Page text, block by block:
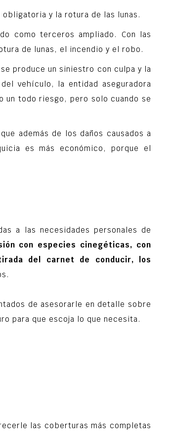
y la rotura de las lunas.
como terceros ampliado. Con las
de lunas, el incendio y el robo.
produce un siniestro con culpa y la
vehículo, la entidad aseguradora
un todo riesgo, pero solo cuando se
además de los daños causados a
es más económico, porque el
a las necesidades personales de
con especies cinegéticas, con
del carnet de conducir, los
de asesorarle en detalle sobre
para que escoja lo que necesita.
las coberturas más completas